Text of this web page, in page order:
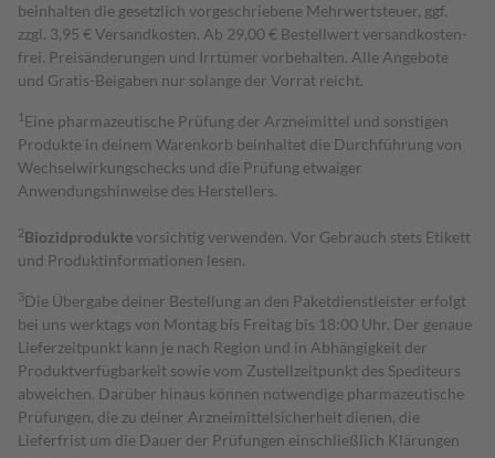
beinhalten die gesetzlich vorgeschriebene Mehrwertsteuer, ggf.
zzgl. 3,95 € Versandkosten. Ab 29,00 € Bestell­wert versand­kosten­
frei. Preisänderungen und Irrtümer vorbehalten. Alle Angebote
und Gratis-Beigaben nur solange der Vorrat reicht.
1 Eine pharmazeutische Prüfung der Arzneimittel und sonstigen
Produkte in deinem Warenkorb beinhaltet die Durchführung von
Wechselwirkungschecks und die Prüfung etwaiger
Anwendungshinweise des Herstellers.
2Biozidproduktevorsichtig verwenden. Vor Gebrauch stets Etikett
und Produktinformationen lesen.
3Die Übergabe deiner Bestellung an den Paketdienstleister erfolgt
bei uns werktags von Montag bis Freitag bis 18:00 Uhr. Der genaue
Lieferzeitpunkt kann je nach Region und in Abhängigkeit der
Produktverfügbarkeit sowie vom Zustellzeitpunkt des Spediteurs
abweichen. Darüber hinaus können notwendige pharmazeutische
Prüfungen, die zu deiner Arzneimittelsicherheit dienen, die
Lieferfrist um die Dauer der Prüfungen einschließlich Klärungen